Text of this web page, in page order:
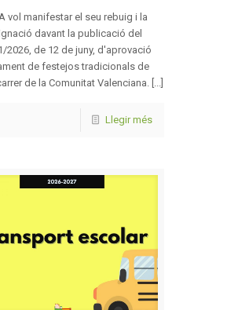
vol manifestar el seu rebuig i la
davant la publicació del
2026, de 12 de juny, d'aprovació
de festejos tradicionals de
de la Comunitat Valenciana. [...]
Llegir més